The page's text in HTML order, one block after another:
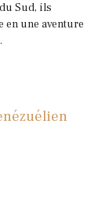
Sud, ils
une aventure